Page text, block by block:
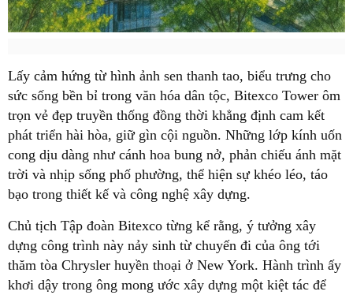
Lấy cảm hứng từ hình ảnh sen thanh tao, biểu trưng cho
sức sống bền bỉ trong văn hóa dân tộc, Bitexco Tower ôm
trọn vẻ đẹp truyền thống đồng thời khẳng định cam kết
phát triển hài hòa, giữ gìn cội nguồn. Những lớp kính uốn
cong dịu dàng như cánh hoa bung nở, phản chiếu ánh mặt
trời và nhịp sống phố phường, thể hiện sự khéo léo, táo
bạo trong thiết kế và công nghệ xây dựng.
Chủ tịch Tập đoàn Bitexco từng kể rằng, ý tưởng xây
dựng công trình này nảy sinh từ chuyến đi của ông tới
thăm tòa Chrysler huyền thoại ở New York. Hành trình ấy
khơi dậy trong ông mong ước xây dựng một kiệt tác để